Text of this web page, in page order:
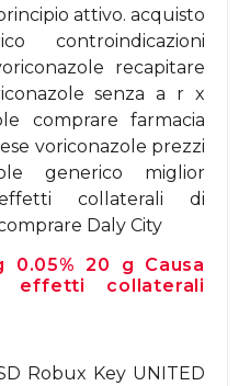
attivo. acquisto
controindicazioni
recapitare
senza a r x
comprare farmacia
voriconazole prezzi
generico miglior
collaterali di
Daly City
0.05% 20 g Causa
effetti collaterali
Robux Key UNITED